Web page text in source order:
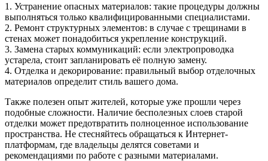
1. Устранение опасных материалов: такие процедуры должны
выполняться только квалифицированными специалистами.
2. Ремонт структурных элементов: в случае с трещинами в
стенах может понадобиться укрепление конструкций.
3. Замена старых коммуникаций: если электропроводка
устарела, стоит запланировать её полную замену.
4. Отделка и декорирование: правильный выбор отделочных
материалов определит стиль вашего дома.
Также полезен опыт жителей, которые уже прошли через
подобные сложности. Наличие бесполезных слоев старой
отделки может предотвратить полноценное использование
пространства. Не стесняйтесь обращаться к Интернет-
платформам, где владельцы делятся советами и
рекомендациями по работе с разными материалами.